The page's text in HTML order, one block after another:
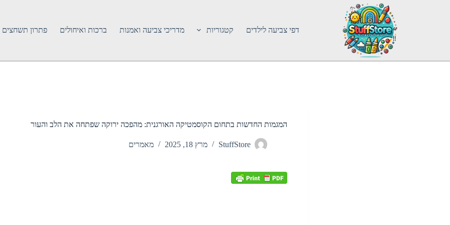
דפי צביעה לילדים קטגוריות מדריכי צביעה ואמנות ברכות ואיחולים פתרון תשחצים
המגמות החדשות בתחום הקוסמטיקה האורגנית: מהפכה ירוקה שפתחה את הלב והעור
StuffStore מרץ 18, 2025 מאמרים